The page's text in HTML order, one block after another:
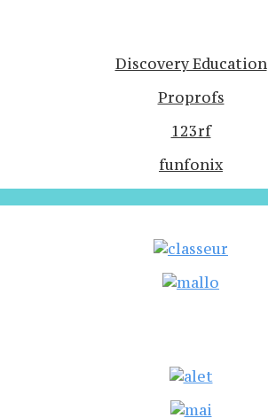
Discovery Education
Proprofs
123rf
funfonix